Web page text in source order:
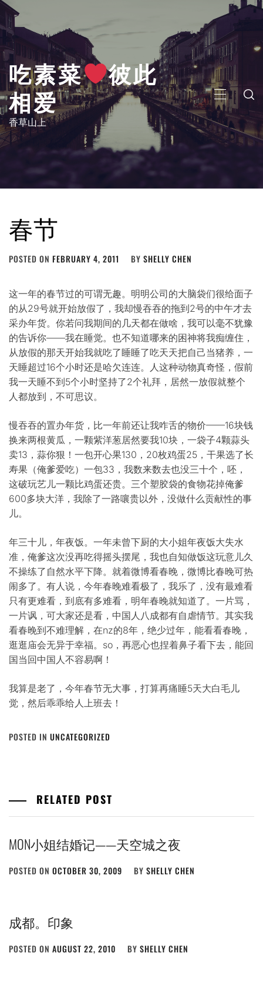
Skip
content
吃素菜
彼此
相爱
香草山上
PRIMARY
MENU
春节
POSTED ON FEBRUARY 4, 2011 BY SHELLY CHEN
这一年的春节过的可谓无趣。明明公司的大脑袋们很给面子
的从29号就开始放假了，我却慢吞吞的拖到2号的中午才去
采办年货。你若问我期间的几天都在做啥，我可以毫不犹豫
的告诉你——我在睡觉。也不知道哪来的困神将我痴缠住，
从放假的那天开始我就吃了睡睡了吃天天把自己当猪养，一
天睡超过16个小时还是哈欠连连。人这种动物真奇怪，假前
我一天睡不到5个小时坚持了2个礼拜，居然一放假就整个
人都放到，不可思议。
慢吞吞的置办年货，比一年前还让我咋舌的物价——16块钱
换来两根黄瓜，一颗紫洋葱居然要我10块，一袋子4颗蒜头
卖13，蒜你狠！一包开心果130，20枚鸡蛋25，干果选了长
寿果（俺爹爱吃）一包33，我数来数去也没三十个，呸，
这破玩艺儿一颗比鸡蛋还贵。三个塑胶袋的食物花掉俺爹
600多块大洋，我除了一路嚷贵以外，没做什么贡献性的事
儿。
年三十儿，年夜饭。一年未曾下厨的大小姐年夜饭大失水
准，俺爹这次没再吃得摇头摆尾，我也自知做饭这玩意儿久
不操练了自然水平下降。就着微博看春晚，微博比春晚可热
闹多了。有人说，今年春晚难看极了，我乐了，没有最难看
只有更难看，到底有多难看，明年春晚就知道了。一片骂，
一片讽，可大家还是看，中国人八成都有自虐情节。其实我
看春晚到不难理解，在nz的8年，绝少过年，能看看春晚，
逛逛庙会无异于幸福。so，再恶心也捏着鼻子看下去，能回
国当回中国人不容易啊！
我算是老了，今年春节无大事，打算再痛睡5天大白毛儿
觉，然后乖乖给人上班去！
POSTED IN UNCATEGORIZED
RELATED POST
MON小姐结婚记——天空城之夜
POSTED ON OCTOBER 30, 2009 BY SHELLY CHEN
成都。印象
POSTED ON AUGUST 22, 2010 BY SHELLY CHEN